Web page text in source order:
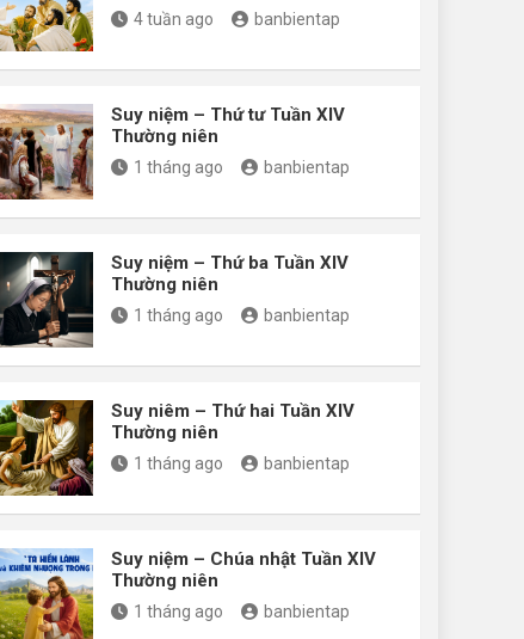
4 tuần ago banbientap
Suy niệm – Thứ tư Tuần XIV
Thường niên
1 tháng ago banbientap
Suy niệm – Thứ ba Tuần XIV
Thường niên
1 tháng ago banbientap
Suy niêm – Thứ hai Tuần XIV
Thường niên
1 tháng ago banbientap
Suy niệm – Chúa nhật Tuần XIV
Thường niên
1 tháng ago banbientap